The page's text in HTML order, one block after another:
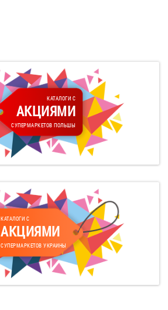
КАТАЛОГИ С
АКЦИЯМИ
СУПЕРМАРКЕТОВ ПОЛЬШЫ
КАТАЛОГИ С
АКЦИЯМИ
СУПЕРМАРКЕТОВ УКРАИНЫ